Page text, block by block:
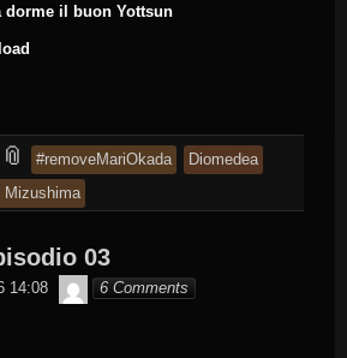
dorme il buon Yottsun
📎 and
tagged
#removeMariOkada
Diomedea
Mizushima
03
14:08 Byakko
6 Comments